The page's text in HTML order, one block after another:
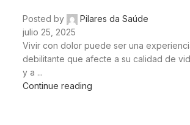
Posted by
Pilares da Saúde
julio 25, 2025
Vivir con dolor puede ser una
debilitante que afecte a su calidad de
y a ...
Continue reading